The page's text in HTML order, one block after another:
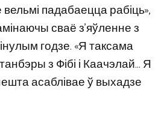
падабаецца рабіць»,
сваё з’яўленне з
годзе. «Я таксама
з Фібі і Каачэлай… Я
асаблівае ў выхадзе